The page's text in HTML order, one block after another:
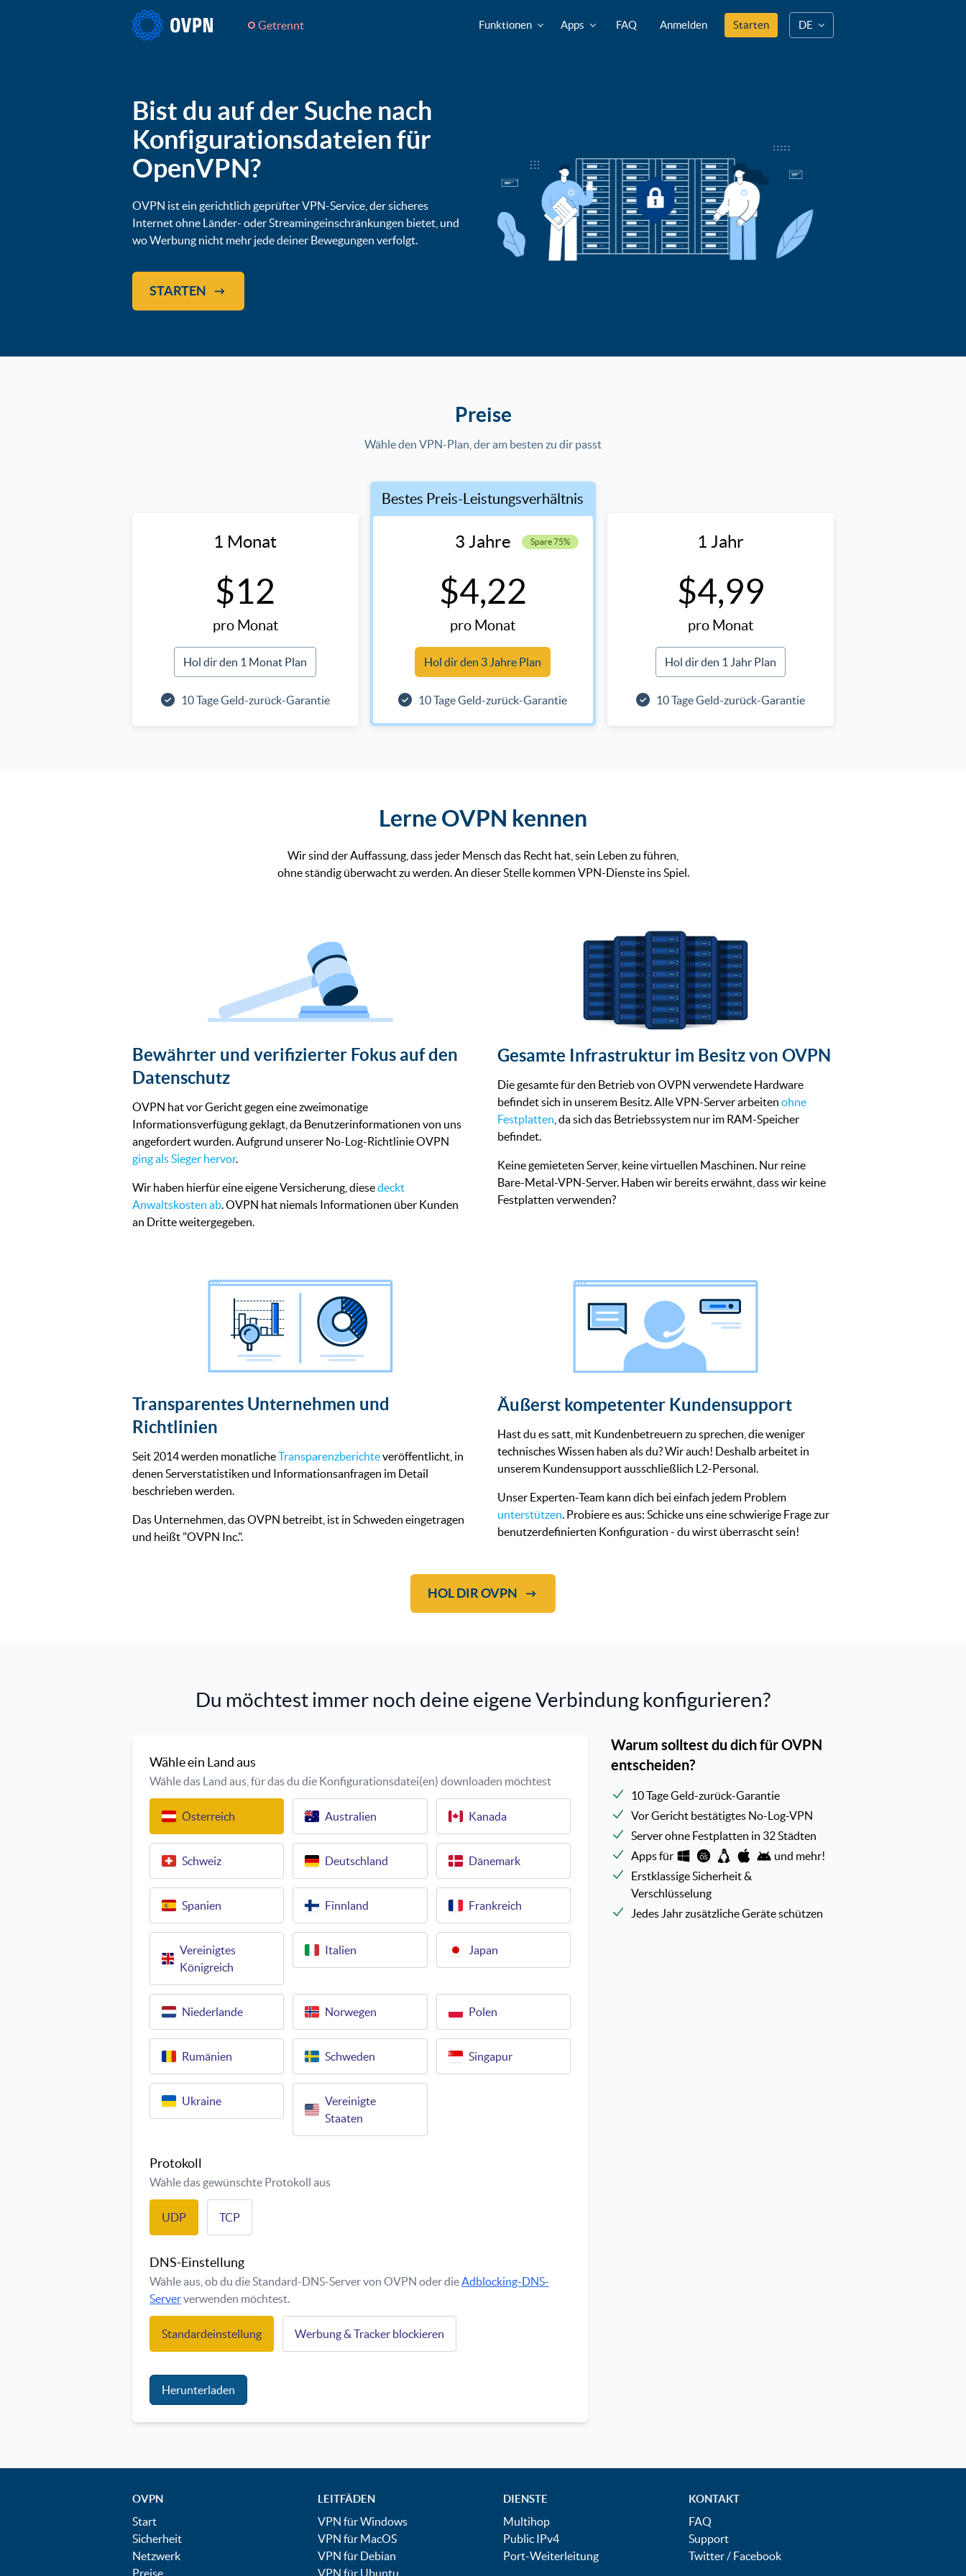
Getrennt Funktionen Apps FAQ Anmelden Starten DE
Bist du auf der Suche nach
Konfigurationsdateien für
OpenVPN?
OVPN ist ein gerichtlich geprüfter VPN-Service, der sicheres
Internet ohne Länder- oder Streamingeinschränkungen bietet, und
wo Werbung nicht mehr jede deiner Bewegungen verfolgt.
STARTEN
Preise
Wähle den VPN-Plan, der am besten zu dir passt
1 Monat
$12
pro Monat
Hol dir den 1 Monat Plan
10 Tage Geld-zurück-Garantie
Bestes Preis-Leistungsverhältnis
3 Jahre Spare 75%
$4,22
pro Monat
Hol dir den 3 Jahre Plan
10 Tage Geld-zurück-Garantie
1 Jahr
$4,99
pro Monat
Hol dir den 1 Jahr Plan
10 Tage Geld-zurück-Garantie
Lerne OVPN kennen
Wir sind der Auffassung, dass jeder Mensch das Recht hat, sein Leben zu führen,
ohne ständig überwacht zu werden. An dieser Stelle kommen VPN-Dienste ins Spiel.
Bewährter und verifizierter Fokus auf den
Datenschutz
OVPN hat vor Gericht gegen eine zweimonatige
Informationsverfügung geklagt, da Benutzerinformationen von uns
angefordert wurden. Aufgrund unserer No-Log-Richtlinie OVPN
ging als Sieger hervor.
Wir haben hierfür eine eigene Versicherung, diesedeckt
Anwaltskosten ab. OVPN hat niemals Informationen über Kunden
an Dritte weitergegeben.
Gesamte Infrastruktur im Besitz von OVPN
Die gesamte für den Betrieb von OVPN verwendete Hardware
befindet sich in unserem Besitz. Alle VPN-Server arbeiten ohne
Festplatten , da sich das Betriebssystem nur im RAM-Speicher
befindet.
Keine gemieteten Server, keine virtuellen Maschinen. Nur reine
Bare-Metal-VPN-Server. Haben wir bereits erwähnt, dass wir keine
Festplatten verwenden?
Transparentes Unternehmen und
Richtlinien
Seit 2014 werden monatlicheTransparenzberichteveröffentlicht, in
denen Serverstatistiken und Informationsanfragen im Detail
beschrieben werden.
Das Unternehmen, das OVPN betreibt, ist in Schweden eingetragen
und heißt "OVPN Inc.".
Äußerst kompetenter Kundensupport
Hast du es satt, mit Kundenbetreuern zu sprechen, die weniger
technisches Wissen haben als du? Wir auch! Deshalb arbeitet in
unserem Kundensupport ausschließlich L2-Personal.
Unser Experten-Team kann dich bei einfach jedem Problem
unterstützen. Probiere es aus: Schicke uns eine schwierige Frage zur
benutzerdefinierten Konfiguration - du wirst überrascht sein!
HOL DIR OVPN
Du möchtest immer noch deine eigene Verbindung konfigurieren?
Wähle ein Land aus
Wähle das Land aus, für das du die Konfigurationsdatei(en) downloaden möchtest
Österreich Australien Kanada
Schweiz Deutschland Dänemark
Spanien Finnland Frankreich
Vereinigtes
Königreich
Italien Japan
Niederlande Norwegen Polen
Rumänien Schweden Singapur
Ukraine
Vereinigte
Staaten
Protokoll
Wähle das gewünschte Protokoll aus
UDP TCP
DNS-Einstellung
Wähle aus, ob du die Standard-DNS-Server von OVPN oder dieAdblocking-DNS-
Serververwenden möchtest.
Standardeinstellung Werbung & Tracker blockieren
Herunterladen
Warum solltest du dich für OVPN
entscheiden?
10 Tage Geld-zurück-Garantie
Vor Gericht bestätigtes No-Log-VPN
Server ohne Festplatten in 32 Städten
Apps für
und mehr!
Erstklassige Sicherheit &
Verschlüsselung
Jedes Jahr zusätzliche Geräte schützen
OVPN
Start
Sicherheit
Netzwerk
Preise
LEITFÄDEN
VPN für Windows
VPN für MacOS
VPN für Debian
VPN für Ubuntu
DIENSTE
Multihop
Public IPv4
Port-Weiterleitung
KONTAKT
FAQ
Support
Twitter/ Facebook